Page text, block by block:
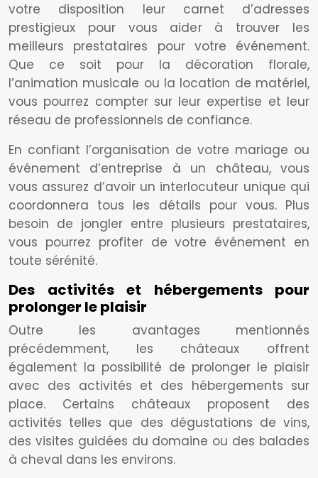
votre disposition leur carnet d’adresses
prestigieux pour vous aider à trouver les
meilleurs prestataires pour votre événement.
Que ce soit pour la décoration florale,
l’animation musicale ou la location de matériel,
vous pourrez compter sur leur expertise et leur
réseau de professionnels de confiance.
En confiant l’organisation de votre mariage ou
événement d’entreprise à un château, vous
vous assurez d’avoir un interlocuteur unique qui
coordonnera tous les détails pour vous. Plus
besoin de jongler entre plusieurs prestataires,
vous pourrez profiter de votre événement en
toute sérénité.
Des activités et hébergements pour
prolonger le plaisir
Outre les avantages mentionnés
précédemment, les châteaux offrent
également la possibilité de prolonger le plaisir
avec des activités et des hébergements sur
place. Certains châteaux proposent des
activités telles que des dégustations de vins,
des visites guidées du domaine ou des balades
à cheval dans les environs.